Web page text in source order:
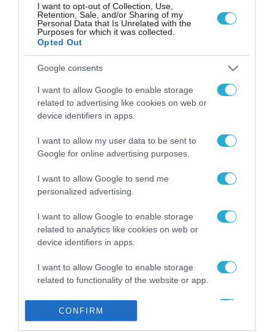
I want to opt-out of Collection, Use,
Retention, Sale, and/or Sharing of my
Personal Data that Is Unrelated with the
Purposes for which it was collected.
Opted Out
Google consents
I want to allow Google to enable storage
related to advertising like cookies on web or
device identifiers in apps.
I want to allow my user data to be sent to
Google for online advertising purposes.
I want to allow Google to send me
personalized advertising.
I want to allow Google to enable storage
related to analytics like cookies on web or
device identifiers in apps.
I want to allow Google to enable storage
related to functionality of the website or app.
related to personalization.
CONFIRM
ΡΟΗ ΕΙΔΗΣΕΩΝ
Το χρηματοδοτούμενο
από την ΕΕ έργο “The
ενισχύει την ασφάλεια
των παιδιών στο
διαδίκτυο
31.07.2026
για τα πρόστιμα σε
παραβάσεις που
αφορούν τους ΦΗΜ
Σ. Καλαφάτης: «Η
δεν είναι απλώς μια
νέα τεχνολογία, είναι
μια νέα βιομηχανική
31.07.2026
Νέος οδηγός του ΕΚΤ
για τη χρηματοδότηση
των ελληνικών
επιχειρήσεων στον
χώρο της άμυνας
31.07.2026